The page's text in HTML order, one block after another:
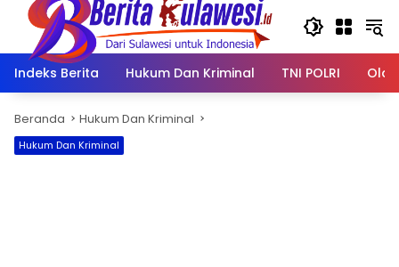
Langsung
konten
Indeks Berita
Hukum Dan Kriminal TNI POLRI
Beranda Hukum Dan Kriminal
Hukum Dan Kriminal